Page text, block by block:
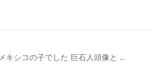
キシコの子でした 巨石人頭像と ...